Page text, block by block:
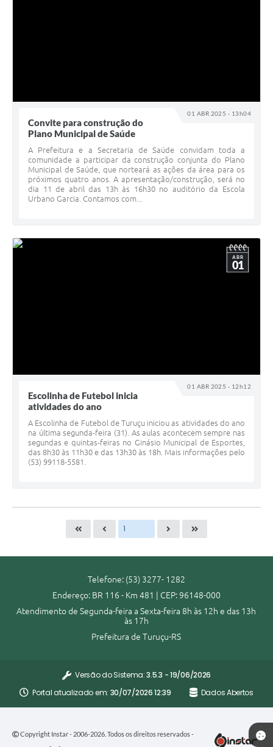
01 ABR 2025 - 13h04
Convite para construção do
Plano Municipal de Saúde
A Prefeitura e a Secretaria de Saúde convidam toda a
comunidade a participar da construção conjunta do Plano
Municipal de Saúde, que norteará as ações da área para os
próximos quatro anos. A apresentação/construção, será no
dia 11 de abril das 13h às 16h30 no auditório da Escola
Urbano Garcia. Contamos com...
01 ABR 2025 - 12h12
ABR
01
Escolinha de Futebol inicia
atividades do ano
A Escolinha de Futebol de Turuçu iniciou as atividades do ano
na última segunda-feira (31). As aulas acontecem sempre nas
segundas e quintas-feiras no Ginásio Municipal de Esportes,
das 8h30 às 11h30 e das 13h30 às 18h. Mais informações pelo
(53) 99118-5581.
Telefone: (53) 3277- 1282
Endereço: BR 116 - Km 481 | CEP: 96148-000
Atendimento de Segunda-feira a Sexta-feira 8h às 12h e das 13h
às 17h
Prefeitura de Turuçu-RS
Versão do Sistema:3.5.3 - 19/06/2026
Portal atualizado em: 30/07/2026 12:39 Dados Abertos
Copyright Instar - 2006-2026. Todos os direitos reservados -